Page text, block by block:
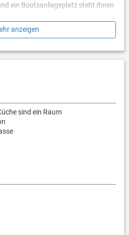
ein Bootsanliegeplatz steht Ihnen
Banjol ist 700 m und der bei
ein Supermarket ist 500m entfernt.
anzeigen
sind ein Raum